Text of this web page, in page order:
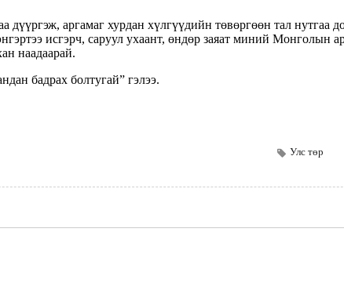
дүүргэж, аргамаг хурдан хүлгүүдийн төвөргөөн тал нутгаа
исгэрч, саруул ухаант, өндөр заяат миний Монголын
наадаарай.
бадрах болтугай” гэлээ.
Улс төр